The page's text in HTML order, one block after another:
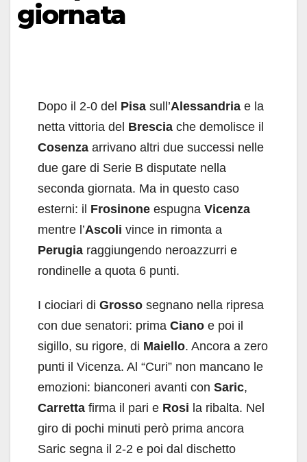
giornata
Dopo il 2-0 del Pisa sull’Alessandria e la
netta vittoria del Brescia che demolisce il
Cosenza arrivano altri due successi nelle
due gare di Serie B disputate nella
seconda giornata. Ma in questo caso
esterni: il Frosinone espugna Vicenza
mentre l’Ascoli vince in rimonta a
Perugia raggiungendo neroazzurri e
rondinelle a quota 6 punti.
I ciociari di Grosso segnano nella ripresa
con due senatori: prima Ciano e poi il
sigillo, su rigore, di Maiello. Ancora a zero
punti il Vicenza. Al “Curi” non mancano le
emozioni: bianconeri avanti con Saric,
Carretta firma il pari e Rosi la ribalta. Nel
giro di pochi minuti però prima ancora
Saric segna il 2-2 e poi dal dischetto